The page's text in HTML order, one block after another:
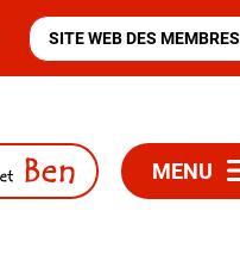
SITE WEB DES MEMBRES
MENU